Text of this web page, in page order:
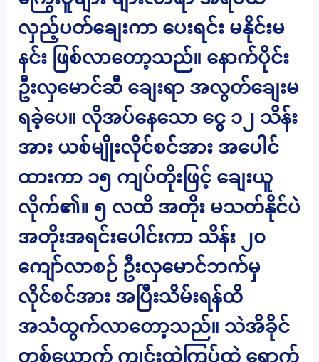
လှည့်ပတ်ချေးကာ ပေးရင်း မနိုင်းမ
နင်း ဖြစ်လာတော့သည်။ နောက်ပိုင်း
ဦးလှမောင်ဆီ ချေးရာ အလွတ်ချေးမ
ရခဲ့ပေ။ လိုအပ်နေသော ငွေ ၁၂ သိန်း
အား ယစ်မျိုးလိုင်စင်အား အပေါင်
ထားကာ ၁၅ ကျပ်တိုးဖြင့် ချေးယူ
လိုက်၏။ ၅ လထိ အတိုး မသတ်နိုင်ပဲ
အတိုးအရင်းပေါင်းကာ သိန်း ၂၀
ကျော်လာစဉ် ဦးလှမောင်ဘက်မှ
လိုင်စင်အား အပြီးသိမ်းရန်ထိ
အသံထွက်လာတော့သည်။ သဲအိခိုင်
တစ်ယောက် ကျင်းထဲကြပ်ထဲ ရောက်